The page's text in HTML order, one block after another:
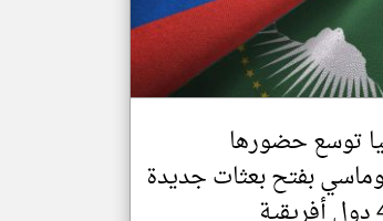
تغيير الدولة
اخبار جزر القمر على مدار الساعة
أهم اخبار جزر القمر العاجلة والمباشرة
توسع حضورها
بفتح بعثات جديدة
klyoum.com